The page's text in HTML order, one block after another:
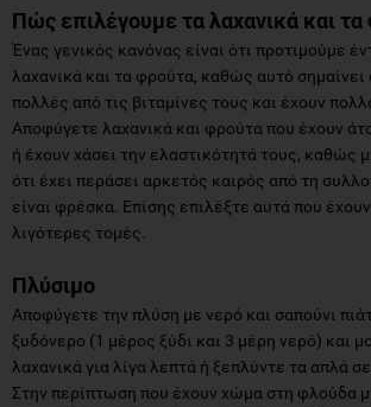
Πώς επιλέγουμε τα λαχανικά και τα
Ένας γενικός κανόνας είναι ότι προτιμούμε
λαχανικά και τα φρούτα, καθώς αυτό σημαίνει
πολλές από τις βιταμίνες τους και έχουν
Αποφύγετε λαχανικά και φρούτα που έχουν
ή έχουν χάσει την ελαστικότητά τους, καθώς
ότι έχει περάσει αρκετός καιρός από τη
είναι φρέσκα. Επίσης επιλέξτε αυτά που
λιγότερες τομές.
Πλύσιμο
Αποφύγετε την πλύση με νερό και σαπούνι
ξυδόνερο (1 μέρος ξύδι και 3 μέρη νερό) και
λαχανικά για λίγα λεπτά ή ξεπλύντε τα απλά
Στην περίπτωση που έχουν χώμα στη φλούδα